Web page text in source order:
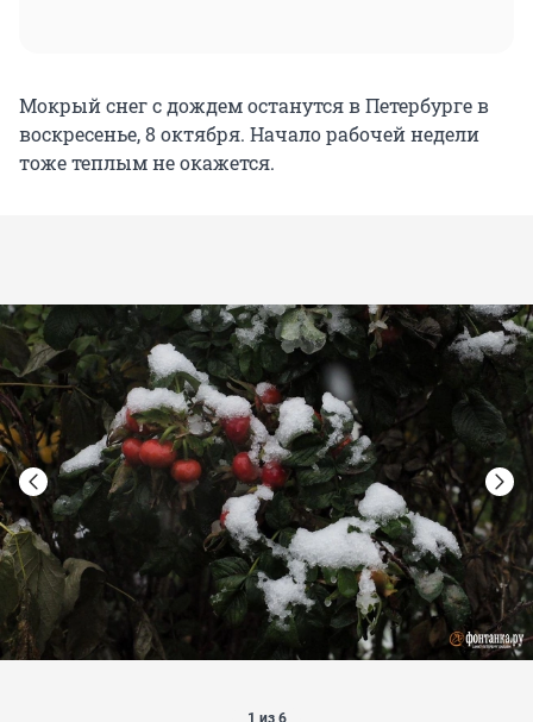
Мокрый снег с дождем останутся в Петербурге в
воскресенье, 8 октября. Начало рабочей недели
тоже теплым не окажется.
1 из 6